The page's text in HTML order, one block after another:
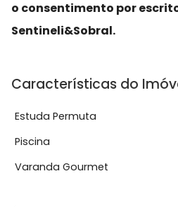
o consentimento por
Sentineli&Sobral.
Características do
Estuda Permuta
Piscina
Varanda Gourmet